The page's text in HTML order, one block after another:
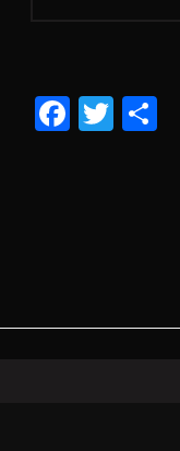
Fa T